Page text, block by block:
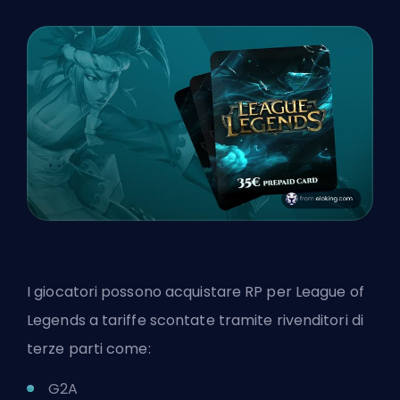
I giocatori possono acquistare RP per League of
Legends a tariffe scontate tramite rivenditori di
terze parti come:
G2A